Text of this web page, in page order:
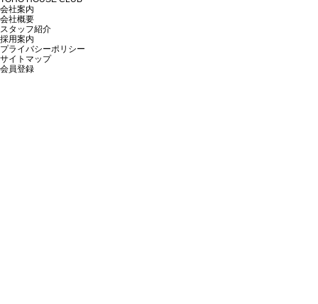
会社案内
会社概要
スタッフ紹介
採用案内
プライバシーポリシー
サイトマップ
会員登録